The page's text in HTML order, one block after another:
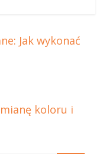
Jak wykonać
koloru i